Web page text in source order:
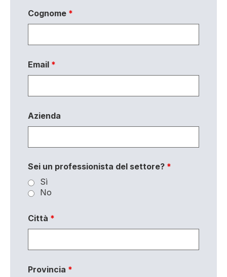
Cognome *
Email *
Azienda
Sei un professionista del settore? *
Sì
No
Città *
Provincia *